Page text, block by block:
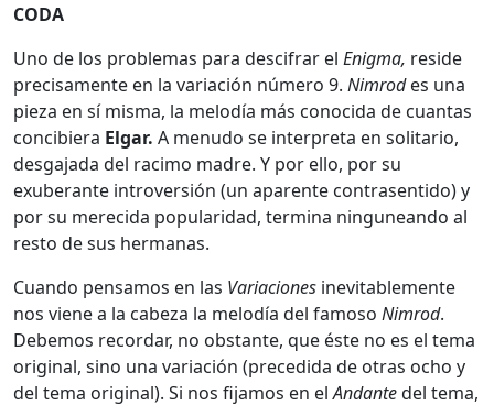
CODA
Uno de los problemas para descifrar el Enigma, reside
precisamente en la variación número 9. Nimrodes una
pieza en sí misma, la melodía más conocida de cuantas
concibiera Elgar. A menudo se interpreta en solitario,
desgajada del racimo madre. Y por ello, por su
exuberante introversión (un aparente contrasentido) y
por su merecida popularidad, termina ninguneando al
resto de sus hermanas.
Cuando pensamos en las Variaciones inevitablemente
nos viene a la cabeza la melodía del famoso Nimrod.
Debemos recordar, no obstante, que éste no es el tema
original, sino una variación (precedida de otras ocho y
del tema original). Si nos fijamos en elAndantedel tema,